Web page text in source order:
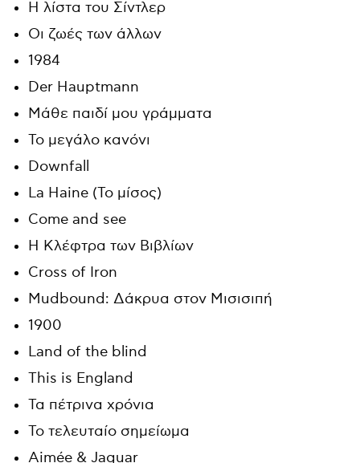
Η λίστα του Σίντλερ
Οι ζωές των άλλων
1984
Der Hauptmann
Μάθε παιδί μου γράμματα
Το μεγάλο κανόνι
Downfall
La Haine (Το μίσος)
Come and see
Η Κλέφτρα των Βιβλίων
Cross of Iron
Mudbound: Δάκρυα στον Μισισιπή
1900
Land of the blind
This is England
Τα πέτρινα χρόνια
Το τελευταίο σημείωμα
Aimée & Jaguar